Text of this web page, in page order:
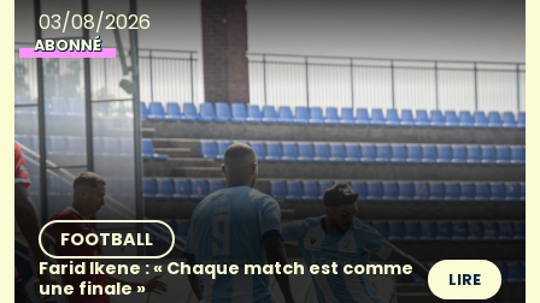
03/08/2026
ABONNÉ
FOOTBALL
Farid Ikene : « Chaque match est comme
une finale »
LIRE